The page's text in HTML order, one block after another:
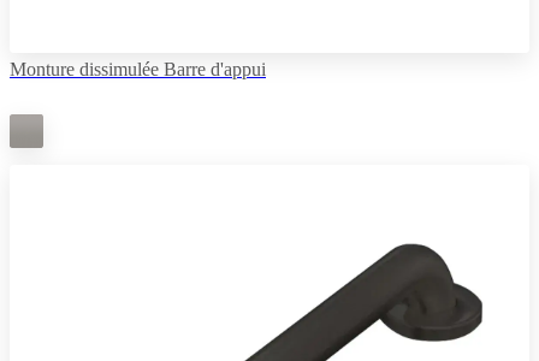
Monture dissimulée Barre d'appui